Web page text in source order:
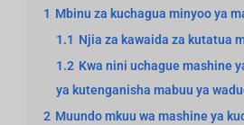
1 Mbinu za kuchagua minyoo ya
1.1 Njia za kawaida za kutatua
1.2 Kwa nini uchague mashine
ya kutenganisha mabuu ya
2 Muundo mkuu wa mashine ya